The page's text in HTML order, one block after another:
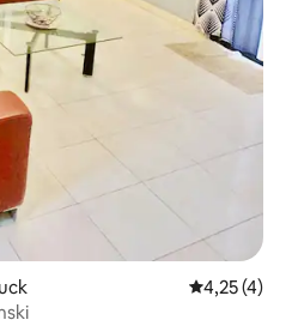
4,25 de
4,25 (4)